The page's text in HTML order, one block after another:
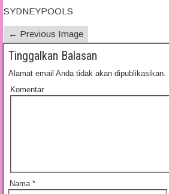
SYDNEYPOOLS
← Previous Image
Tinggalkan Balasan
Alamat email Anda tidak akan dipublikasikan.
Komentar
Nama *